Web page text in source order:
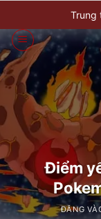
qua
nội
dung
Trung
Điểm
ĐĂNG